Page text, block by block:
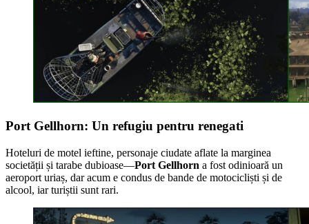
Port Gellhorn: Un refugiu pentru renegati
Hoteluri de motel ieftine, personaje ciudate aflate la marginea
societății și tarabe dubioase—Port Gellhorn a fost odinioară un
aeroport uriaș, dar acum e condus de bande de motocicliști și de
alcool, iar turiștii sunt rari.